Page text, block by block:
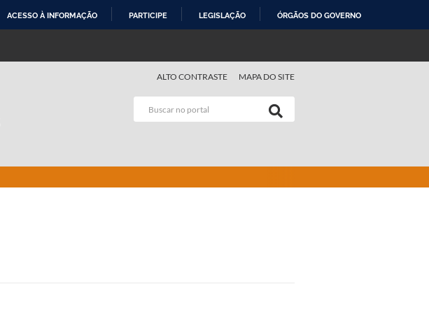
ACESSO À INFORMAÇÃO PARTICIPE LEGISLAÇÃO ÓRGÃOS DO GOVERNO
ALTO CONTRASTE MAPA DO SITE